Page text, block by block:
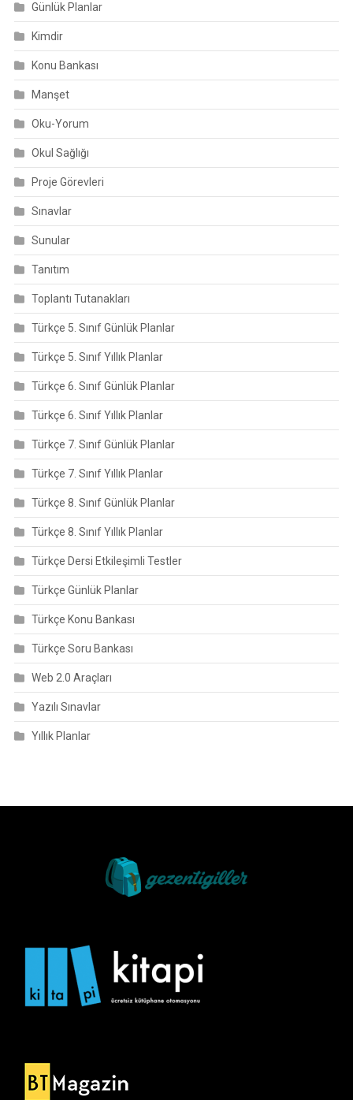
Günlük Planlar
Kimdir
Konu Bankası
Manşet
Oku-Yorum
Okul Sağlığı
Proje Görevleri
Sınavlar
Sunular
Tanıtım
Toplantı Tutanakları
Türkçe 5. Sınıf Günlük Planlar
Türkçe 5. Sınıf Yıllık Planlar
Türkçe 6. Sınıf Günlük Planlar
Türkçe 6. Sınıf Yıllık Planlar
Türkçe 7. Sınıf Günlük Planlar
Türkçe 7. Sınıf Yıllık Planlar
Türkçe 8. Sınıf Günlük Planlar
Türkçe 8. Sınıf Yıllık Planlar
Türkçe Dersi Etkileşimli Testler
Türkçe Günlük Planlar
Türkçe Konu Bankası
Türkçe Soru Bankası
Web 2.0 Araçları
Yazılı Sınavlar
Yıllık Planlar